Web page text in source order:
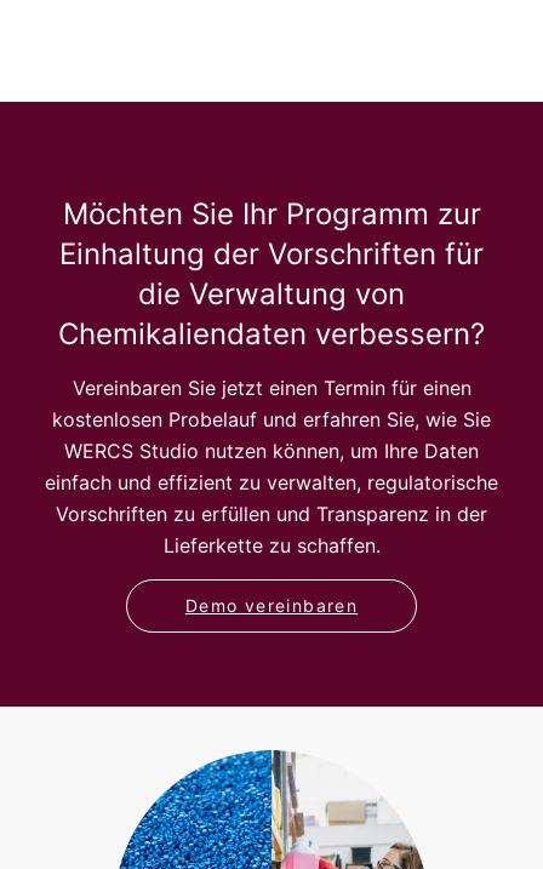
Möchten Sie Ihr Programm zur
Einhaltung der Vorschriften für
die Verwaltung von
Chemikaliendaten verbessern?
Vereinbaren Sie jetzt einen Termin für einen
kostenlosen Probelauf und erfahren Sie, wie Sie
WERCS Studio nutzen können, um Ihre Daten
einfach und effizient zu verwalten, regulatorische
Vorschriften zu erfüllen und Transparenz in der
Lieferkette zu schaffen.
Demo vereinbaren